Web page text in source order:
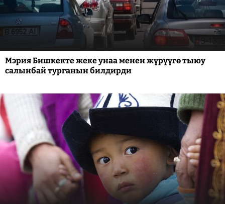
Мэрия Бишкекте жеке унаа менен жүрүүгө тыюу
салынбай турганын билдирди